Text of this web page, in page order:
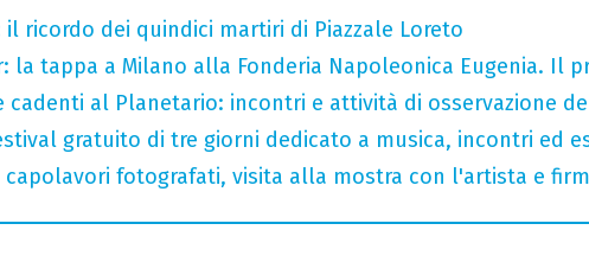
ricordo dei quindici martiri di Piazzale Loreto
la tappa a Milano alla Fonderia Napoleonica Eugenia. Il
cadenti al Planetario: incontri e attività di osservazione
gratuito di tre giorni dedicato a musica, incontri ed
capolavori fotografati, visita alla mostra con l'artista e